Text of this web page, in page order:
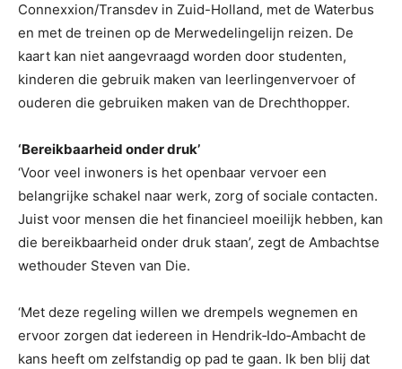
Connexxion/Transdev in Zuid-Holland, met de Waterbus
en met de treinen op de Merwedelingelijn reizen. De
kaart kan niet aangevraagd worden door studenten,
kinderen die gebruik maken van leerlingenvervoer of
ouderen die gebruiken maken van de Drechthopper.
‘Bereikbaarheid onder druk’
‘Voor veel inwoners is het openbaar vervoer een
belangrijke schakel naar werk, zorg of sociale contacten.
Juist voor mensen die het financieel moeilijk hebben, kan
die bereikbaarheid onder druk staan’, zegt de Ambachtse
wethouder Steven van Die.
‘Met deze regeling willen we drempels wegnemen en
ervoor zorgen dat iedereen in Hendrik‑Ido‑Ambacht de
kans heeft om zelfstandig op pad te gaan. Ik ben blij dat